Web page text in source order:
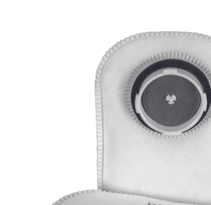
Ochrana sluchu
Ochrana zraku
Ochrana hlavy
Ochrana dechu
Elektrodoplňky